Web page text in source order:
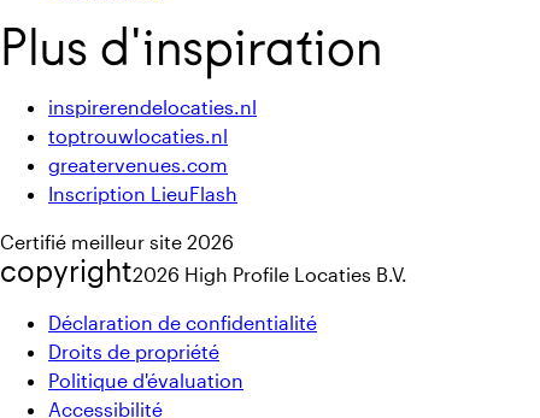
Plus d'inspiration
inspirerendelocaties.nl
toptrouwlocaties.nl
greatervenues.com
Inscription LieuFlash
Certifié meilleur site 2026
copyright2026 High Profile Locaties B.V.
Déclaration de confidentialité
Droits de propriété
Politique d'évaluation
Accessibilité